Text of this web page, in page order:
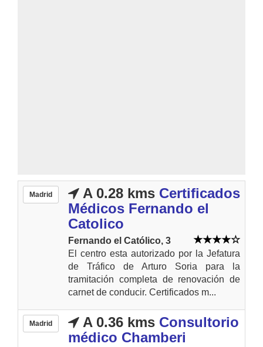
Madrid A 0.28 kms Certificados
Médicos Fernando el
Catolico
Fernando el Católico, 3
El centro esta autorizado por la Jefatura
de Tráfico de Arturo Soria para la
tramitación completa de renovación de
carnet de conducir. Certificados m...
Madrid A 0.36 kms Consultorio
médico Chamberi